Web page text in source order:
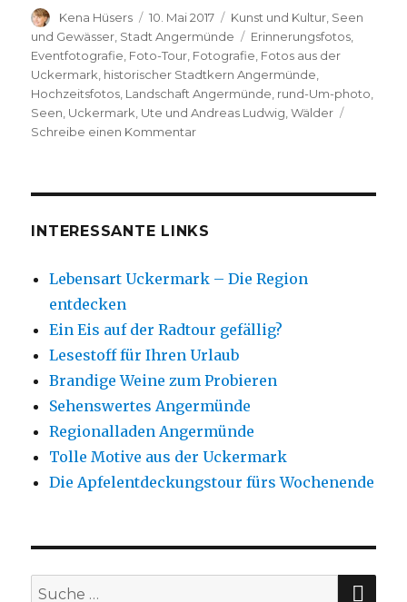
Autor
Kena Hüsers
Veröffentlicht
am
10. Mai 2017 Kategorien
Kunst und Kultur Seen
und Gewässer Stadt Angermünde Schlagwörter
Erinnerungsfotos
Eventfotografie Foto-Tour Fotografie Fotos aus der
Uckermark historischer Stadtkern Angermünde
Hochzeitsfotos Landschaft Angermünde rund-Um-photo
Seen Uckermark Ute und Andreas Ludwig ,Wälder
Schreibe einen Kommentarzu
INTERESSANTE LINKS
Lebensart Uckermark – Die Region
entdecken
Ein Eis auf der Radtour gefällig?
Lesestoff für Ihren Urlaub
Brandige Weine zum Probieren
Sehenswertes Angermünde
Regionalladen Angermünde
Tolle Motive aus der Uckermark
Die Apfelentdeckungstour fürs Wochenende
Suche